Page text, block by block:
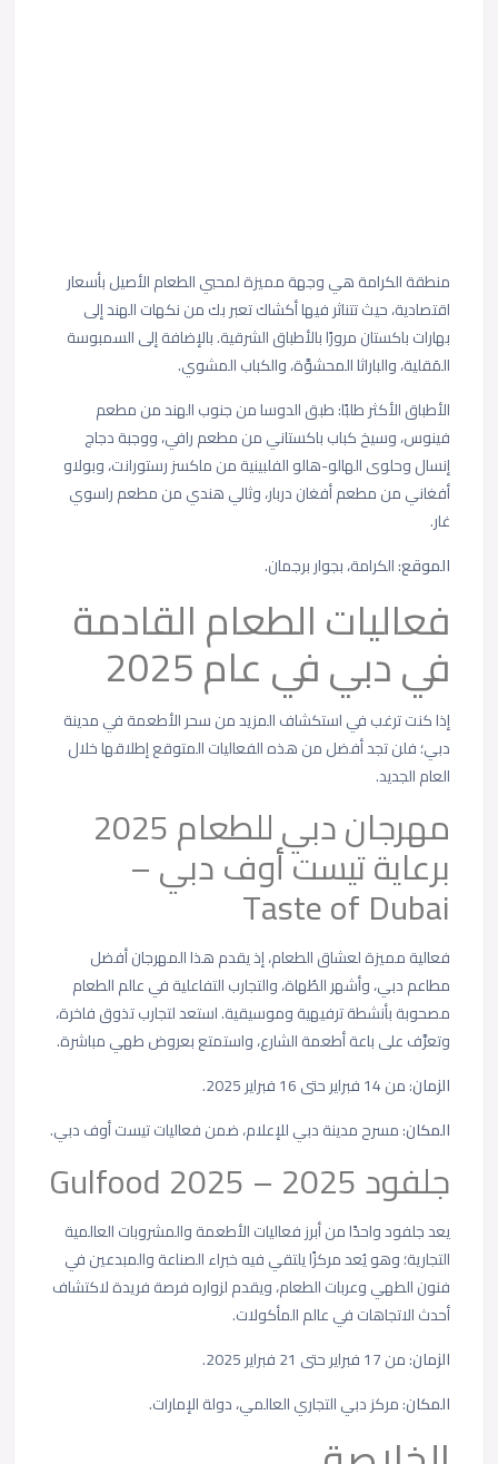
منطقة الكرامة هي وجهة مميزة لمحبي الطعام الأصيل بأسعار
اقتصادية، حيث تتناثر فيها أكشاك تعبر بك من نكهات الهند إلى
بهارات باكستان مرورًا بالأطباق الشرقية. بالإضافة إلى السمبوسة
المَقلية، والباراثا المحشوَّة، والكباب المشوي.
الأطباق الأكثر طلبًا: طبق الدوسا من جنوب الهند من مطعم
فينوس، وسيخ كباب باكستاني من مطعم رافي، ووجبة دجاج
إنسال وحلوى الهالو-هالو الفلبينية من ماكسز رستورانت، وبولاو
أفغاني من مطعم أفغان دربار، وثالي هندي من مطعم راسوي
غار.
الموقع:الكرامة، بجوار برجمان.
فعاليات الطعام القادمة
في دبي في عام 2025
إذا كنت ترغب في استكشاف المزيد من سحر الأطعمة في مدينة
دبي؛ فلن تجد أفضل من هذه الفعاليات المتوقع إطلاقها خلال
العام الجديد.
مهرجان دبي للطعام 2025
برعاية تيست أوف دبي –
Taste of Dubai
فعالية مميزة لعشاق الطعام، إذ يقدم هذا المهرجان أفضل
مطاعم دبي، وأشهر الطُهاة، والتجارب التفاعلية في عالم الطعام
مصحوبة بأنشطة ترفيهية وموسيقية. استعد لتجارب تذوق فاخرة،
وتعرَّف على باعة أطعمة الشارع، واستمتع بعروض طهي مباشرة.
الزمان: من14 فبراير حتى 16 فبراير 2025.
المكان: مسرح مدينة دبي للإعلام، ضمن فعاليات تيست أوف دبي.
جلفود 2025 – Gulfood 2025
يعد جلفودواحدًا من أبرزفعاليات الأطعمة والمشروبات العالمية
التجارية؛ وهو يُعد مركزًا يلتقي فيه خبراء الصناعة والمبدعين في
فنون الطهي وعربات الطعام، ويقدم لزواره فرصة فريدة لاكتشاف
أحدث الاتجاهات في عالم المأكولات.
الزمان:من 17 فبراير حتى 21 فبراير 2025.
المكان:مركز دبي التجاري العالمي، دولة الإمارات.